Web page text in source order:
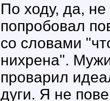
По ходу, да, не
попробовал
со словами
нихрена".
проварил
дуги. Я не